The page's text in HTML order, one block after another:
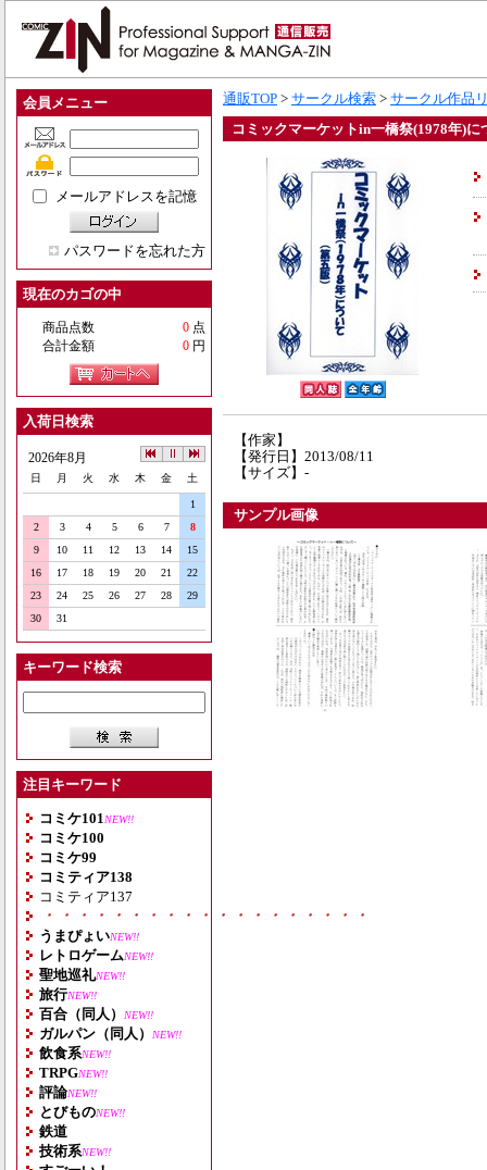
会員メニュー
メールアドレスを記憶
パスワードを忘れた方
現在のカゴの中
商品点数 0 点
合計金額
0 円
入荷日検索
2026年8月
日 月 火 水 木 金 土
1
2
3 4 5 6 7
8
9
10 11 12 13 14
15
16
17 18 19 20 21
22
23
24 25 26 27 28
29
30
31
キーワード検索
注目キーワード
コミケ101 NEW!!
コミケ100
コミケ99
コミティア138
コミティア137
・・・・・・・・・・・・・・・・・・・
うまぴょいNEW!!
レトロゲームNEW!!
聖地巡礼NEW!!
旅行NEW!!
百合（同人） NEW!!
ガルパン（同人） NEW!!
飲食系NEW!!
TRPGNEW!!
評論NEW!!
とびものNEW!!
鉄道
技術系NEW!!
通販TOP > サークル検索 > サークル作品
コミックマーケットin一橋祭(1978年)に
【作家】
【発行日】2013/08/11
【サイズ】-
サンプル画像